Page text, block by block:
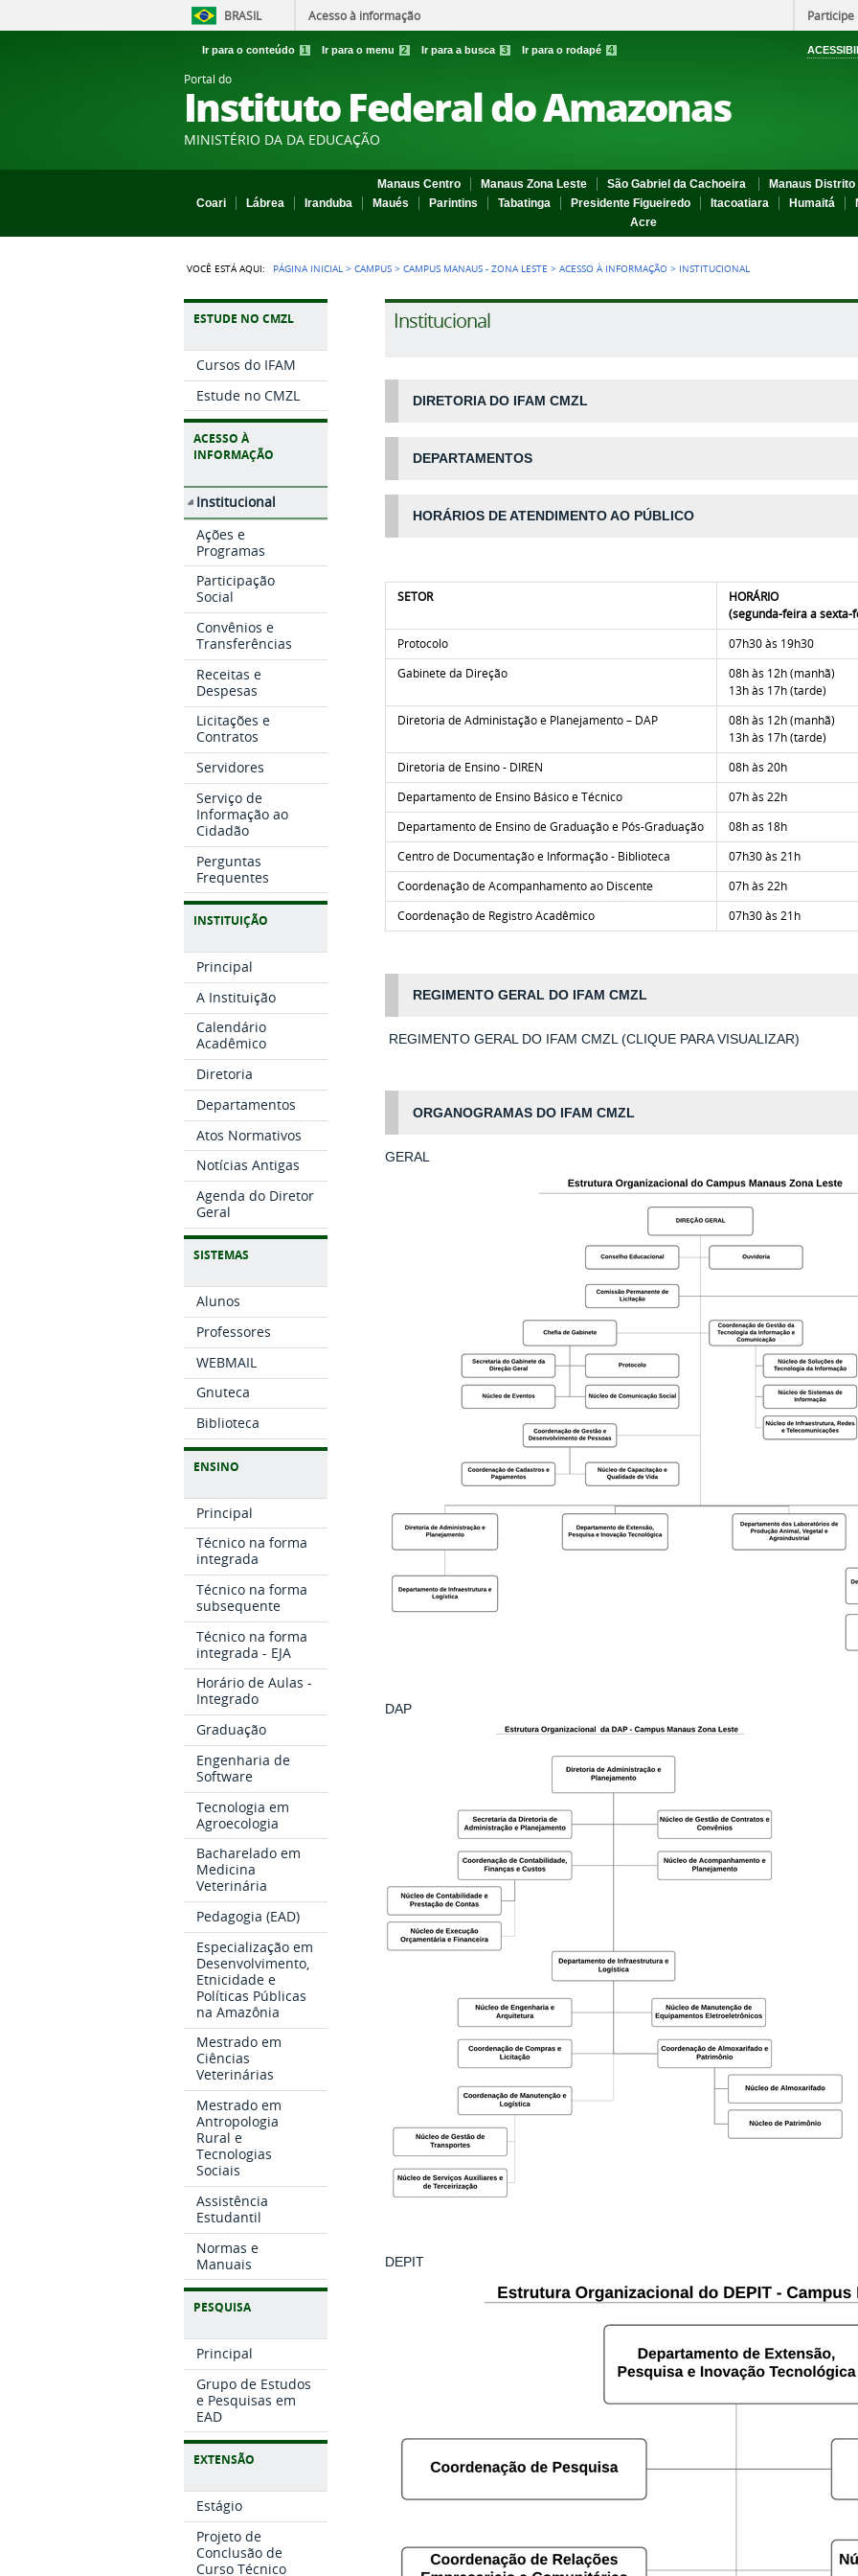
BRASIL Acesso à informação Participe
Ir para o conteúdo 1 Ir para o menu 2 Ir para a busca 3 Ir para o rodapé 4
Portal do
Instituto Federal do Amazonas
MINISTÉRIO DA DA EDUCAÇÃO
Manaus Centro Manaus Zona Leste São Gabriel da Cachoeira
Manaus
Coari
Lábrea Iranduba Maués Parintins Tabatinga Presidente Figueiredo Itacoatiara Humaitá
Acre
VOCÊ ESTÁ AQUI: PÁGINA INICIAL >CAMPUS >CAMPUS MANAUS - ZONA LESTE >ACESSO À INFORMAÇÃO > INSTITUCIONAL
ESTUDE NO CMZL
Cursos do IFAM
Estude no CMZL
ACESSO À
INFORMAÇÃO
Institucional
Ações e
Programas
Participação
Social
Convênios e
Transferências
Receitas e
Despesas
Licitações e
Contratos
Servidores
Serviço de
Informação ao
Cidadão
Perguntas
Frequentes
INSTITUIÇÃO
Principal
A Instituição
Calendário
Acadêmico
Diretoria
Departamentos
Atos Normativos
Notícias Antigas
Agenda do Diretor
Geral
SISTEMAS
Alunos
Professores
WEBMAIL
Gnuteca
Biblioteca
ENSINO
Principal
Técnico na forma
integrada
Técnico na forma
subsequente
Técnico na forma
integrada - EJA
Horário de Aulas -
Integrado
Graduação
Engenharia de
Software
Tecnologia em
Agroecologia
Bacharelado em
Medicina
Veterinária
Pedagogia (EAD)
Especialização em
Desenvolvimento,
Etnicidade e
Políticas Públicas
na Amazônia
Mestrado em
Ciências
Veterinárias
Mestrado em
Antropologia
Rural e
Tecnologias
Sociais
Assistência
Estudantil
Normas e
Manuais
PESQUISA
Principal
Grupo de Estudos
e Pesquisas em
EAD
EXTENSÃO
Estágio
Projeto de
Conclusão de
Curso Técnico
Institucional
DIRETORIA DO IFAM CMZL
DEPARTAMENTOS
HORÁRIOS DE ATENDIMENTO AO PÚBLICO
SETOR
HORÁRIO
(segunda-feira a
Protocolo
07h30 às 19h30
Gabinete da Direção
08h às 12h (manhã)
13h às 17h (tarde)
Diretoria de Administação e Planejamento – DAP
08h às 12h (manhã)
13h às 17h (tarde)
Diretoria de Ensino - DIREN
08h às 20h
Departamento de Ensino Básico e Técnico
07h às 22h
Departamento de Ensino de Graduação e Pós-Graduação
08h as 18h
Centro de Documentação e Informação - Biblioteca
07h30 às 21h
Coordenação de Acompanhamento ao Discente
07h às 22h
Coordenação de Registro Acadêmico
07h30 às 21h
REGIMENTO GERAL DO IFAM CMZL
REGIMENTO GERAL DO IFAM CMZL (CLIQUE PARA VISUALIZAR)
ORGANOGRAMAS DO IFAM CMZL
GERAL
DAP
DEPIT